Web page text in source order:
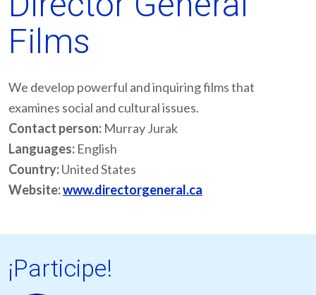
Films
We develop powerful and inquiring films that
examines social and cultural issues.
Contact person: Murray Jurak
Languages: English
Country:United States
Website:www.directorgeneral.ca
¡Participe!